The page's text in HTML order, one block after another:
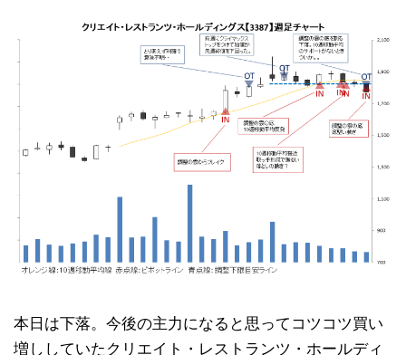
本日は下落。今後の主力になると思ってコツコツ買い
増ししていたクリエイト・レストランツ・ホールディ